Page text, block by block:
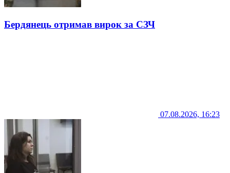
Бердянець отримав вирок за СЗЧ
07.08.2026, 16:23